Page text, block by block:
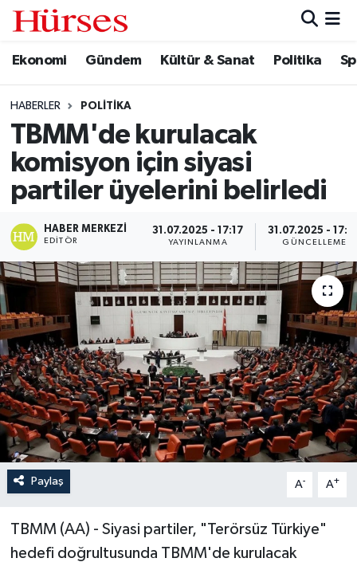
Ekonomi Gündem Kültür & Sanat Politika
HABERLER POLITIKA
TBMM'de kurulacak
komisyon için siyasi
partiler üyelerini belirledi
HABER MERKEZI
EDITÖR
31.07.2025 - 17:17
YAYINLANMA
31.07.2025 -
GÜNCELLEME
Paylaş A- A+
TBMM (AA) - Siyasi partiler, "Terörsüz Türkiye"
hedefi doğrultusunda TBMM'de kurulacak
Ekonomi
Gündem
Kültür & Sanat
Politika
Spor
Turizm
Hava Durumu
Trafik Durumu
Süper Lig Puan Durumu ve Fikstür
Tüm Manşetler
Son Dakika Haberleri
Haber Arşivi